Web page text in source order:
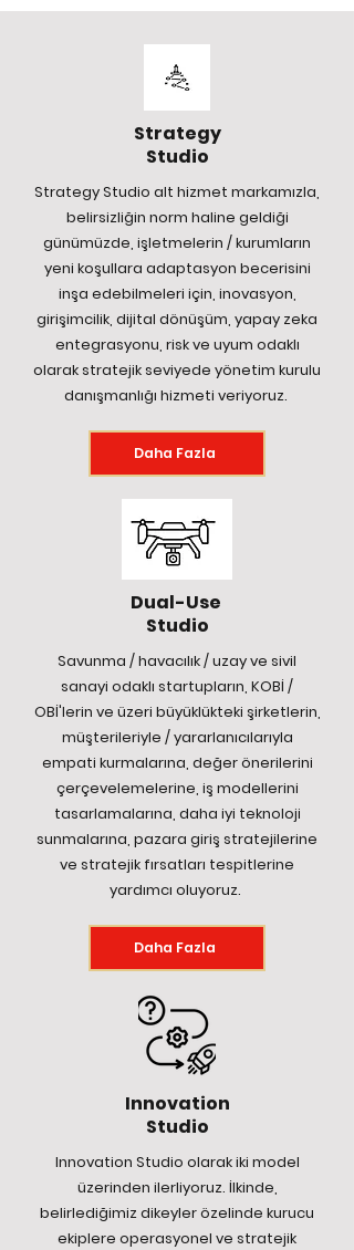
Strategy
Studio
Strategy Studio alt hizmet markamızla,
belirsizliğin norm haline geldiği
günümüzde, işletmelerin / kurumların
yeni koşullara adaptasyon becerisini
inşa edebilmeleri için, inovasyon,
girişimcilik, dijital dönüşüm, yapay zeka
entegrasyonu, risk ve uyum odaklı
olarak stratejik seviyede yönetim kurulu
danışmanlığı hizmeti veriyoruz.
Daha Fazla
Dual-Use
Studio
Savunma / havacılık / uzay ve sivil
sanayi odaklı startupların, KOBİ /
OBİ'lerin ve üzeri büyüklükteki şirketlerin,
müşterileriyle / yararlanıcılarıyla
empati kurmalarına, değer önerilerini
çerçevelemelerine, iş modellerini
tasarlamalarına, daha iyi teknoloji
sunmalarına, pazara giriş stratejilerine
ve stratejik fırsatları tespitlerine
yardımcı oluyoruz.
Daha Fazla
Innovation
Studio
Innovation Studio olarak iki model
üzerinden ilerliyoruz. İlkinde,
belirlediğimiz dikeyler özelinde kurucu
ekiplere operasyonel ve stratejik